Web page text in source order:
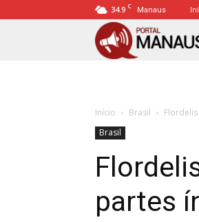
34.9 C Manaus
Início Brasil
Brasil
partes